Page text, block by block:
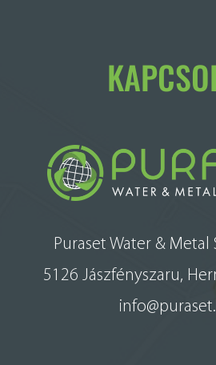
Puraset Water & Metal
5126 Jászfényszaru,